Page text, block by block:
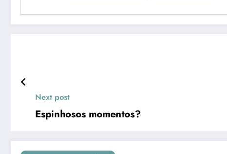
Next post
Espinhosos momentos?